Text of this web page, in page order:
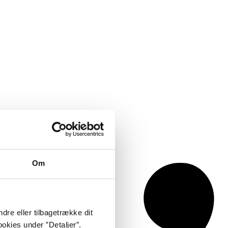
Om
eller tilbagetrække dit
under ”Detaljer”.